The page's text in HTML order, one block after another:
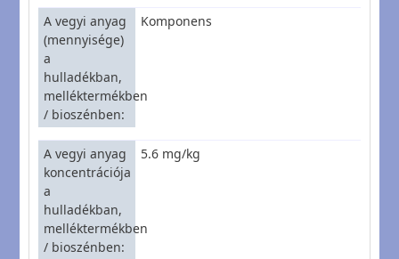
A vegyi anyag
(mennyisége)
a
hulladékban,
melléktermékben
/ bioszénben
Komponens
A vegyi anyag
koncentrációja
a
hulladékban,
melléktermékben
/ bioszénben
5.6 mg/kg